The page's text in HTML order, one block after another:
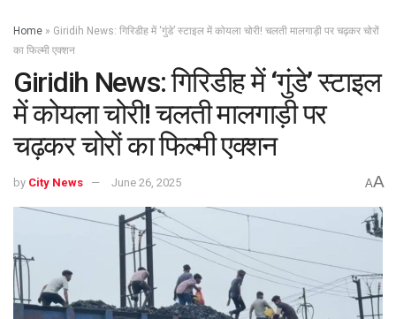
Home » Giridih News: गिरिडीह में ‘गुंडे’ स्टाइल में कोयला चोरी! चलती मालगाड़ी पर चढ़कर चोरों
का फिल्मी एक्शन
Giridih News: गिरिडीह में ‘गुंडे’ स्टाइल
में कोयला चोरी! चलती मालगाड़ी पर
चढ़कर चोरों का फिल्मी एक्शन
by City News June 26, 2025 AA